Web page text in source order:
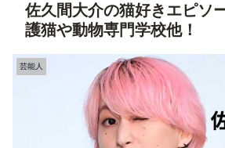
佐久間大介の猫好きエピソ
護猫や動物専門学校他！
芸能人